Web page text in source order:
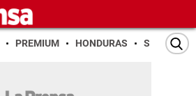
PREMIUM HONDURAS SAN PEDRO